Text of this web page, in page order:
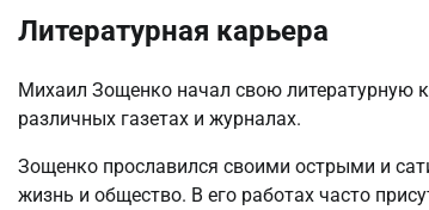
Литературная карьера
Михаил Зощенко начал свою литературную
различных газетах и журналах.
Зощенко прославился своими острыми и
жизнь и общество. В его работах часто